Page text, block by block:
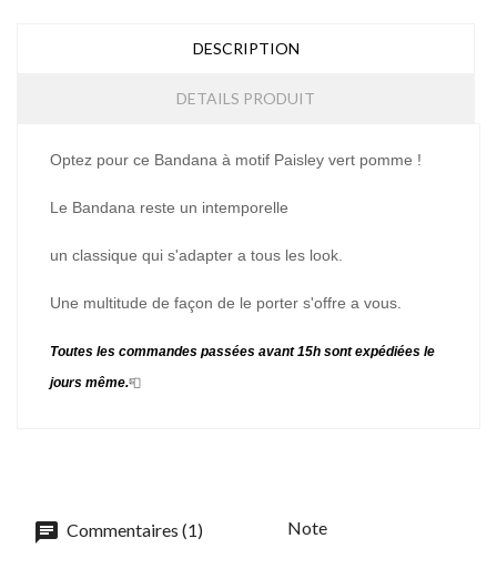
DESCRIPTION
DETAILS PRODUIT
Optez pour ce Bandana à motif Paisley vert pomme !
Le Bandana reste un intemporelle
un classique qui s'adapter a tous les look.
Une multitude de façon de le porter s'offre a vous.
Toutes les commandes passées avant 15h sont expédiées le
jours même.📮
Commentaires (1) Note